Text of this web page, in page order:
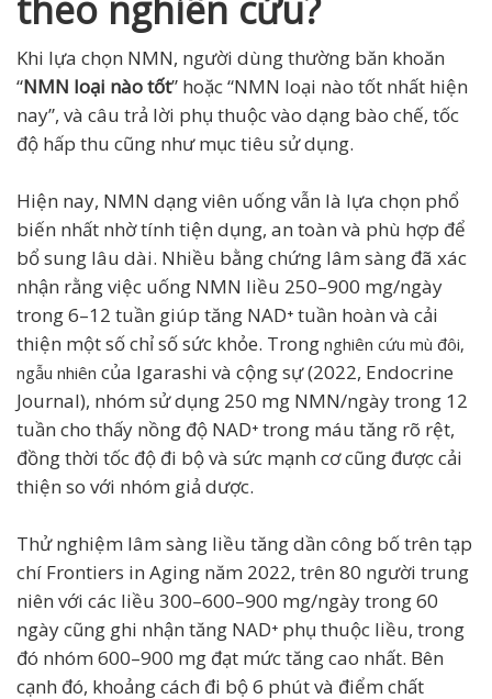
Khi lựa chọn NMN, người dùng thường băn khoăn
“NMN loại nào tốt” hoặc “NMN loại nào tốt nhất hiện
nay”, và câu trả lời phụ thuộc vào dạng bào chế, tốc
độ hấp thu cũng như mục tiêu sử dụng.
Hiện nay, NMN dạng viên uống vẫn là lựa chọn phổ
biến nhất nhờ tính tiện dụng, an toàn và phù hợp để
bổ sung lâu dài. Nhiều bằng chứng lâm sàng đã xác
nhận rằng việc uống NMN liều 250–900 mg/ngày
trong 6–12 tuần giúp tăng NAD⁺ tuần hoàn và cải
thiện một số chỉ số sức khỏe. Trong nghiên cứu mù đôi,
ngẫu nhiên của Igarashi và cộng sự (2022, Endocrine
Journal), nhóm sử dụng 250 mg NMN/ngày trong 12
tuần cho thấy nồng độ NAD⁺ trong máu tăng rõ rệt,
đồng thời tốc độ đi bộ và sức mạnh cơ cũng được cải
thiện so với nhóm giả dược.
Thử nghiệm lâm sàng liều tăng dần công bố trên tạp
chí Frontiers in Aging năm 2022, trên 80 người trung
niên với các liều 300–600–900 mg/ngày trong 60
ngày cũng ghi nhận tăng NAD⁺ phụ thuộc liều, trong
đó nhóm 600–900 mg đạt mức tăng cao nhất. Bên
cạnh đó, khoảng cách đi bộ 6 phút và điểm chất